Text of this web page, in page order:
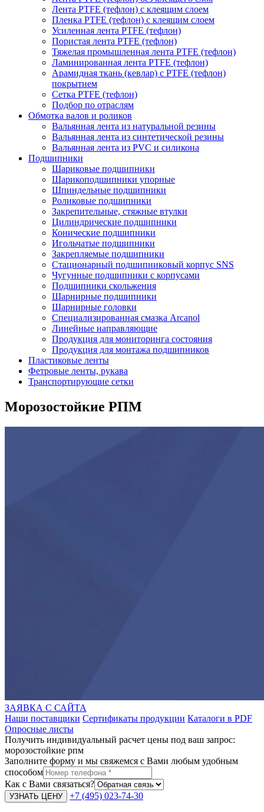
Лента PTFE (тефлон) с клеящим слоем
Пленка PTFE (тефлон) с клеящим слоем
Усиленная лента PTFE (тефлон)
Пористая лента PTFE (тефлон)
Тяжелая промышленная лента PTFE (тефлон)
Ламинированная лента PTFE (тефлон)
Арамидная ткань (кевлар) с PTFE (тефлон)
покрытием
Сетка PTFE (тефлон)
Подбор по отраслям
Обмотка валов и роликов
Вальянная лента из натуральной резины
Вальянная лента из синтетической резины
Вальянная лента из PVC и силикона
Подшипники
Шариковые подшипники
Шарикоподшипники упорные
Шпиндельные подшипники
Роликовые подшипники
Закрепительные, стяжные втулки
Цилиндрические подшипники
Конические подшипники
Игольчатые подшипники
Закрепляемые подшипники
Стационарный подшипниковый корпус SNS
Чугунные подшипники с корпусами
Подшипники скольжения
Шарнирные подшипники
Шарнирные головки
Специализированная смазка Arcanol
Линейные направляющие
Продукция для мониторинга состояния
Продукция для монтажа подшипников
Пластиковые ленты
Фетровые ленты, рукава
Транспортирующие сетки
Морозостойкие РПМ
ЗАЯВКА С САЙТА
Наши поставщики Сертификаты продукции Каталоги в PDF
Опросные листы
Получить индивидуальный расчет цены под ваш запрос:
морозостойкие рпм
Заполните форму и мы свяжемся с Вами любым удобным
способом
Как с Вами связаться?
+7 (495) 023-74-30